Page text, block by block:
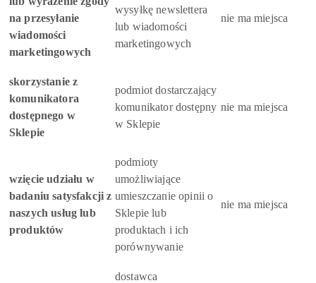
na przesyłanie
wiadomości
marketingowych
wysyłkę newslettera
lub wiadomości
marketingowych
nie ma miejsca
skorzystanie z
komunikatora
dostępnego w
Sklepie
podmiot dostarczający
komunikator dostępny
w Sklepie
nie ma miejsca
wzięcie udziału w
badaniu satysfakcji z
naszych usług lub
produktów
podmioty
umożliwiające
umieszczanie opinii o
Sklepie lub
produktach i ich
porównywanie
nie ma miejsca
dostawca